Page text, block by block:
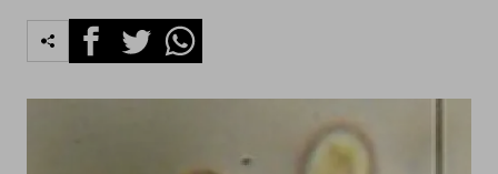
FacebookTwitterWhatsapp